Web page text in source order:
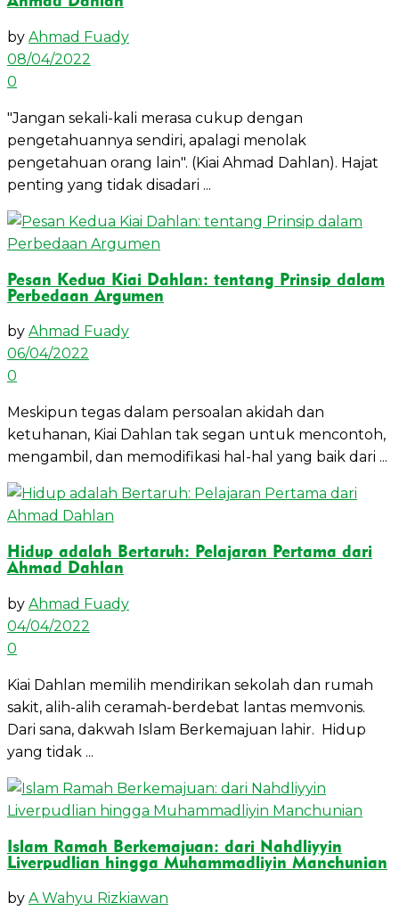
by Ahmad Fuady
08/04/2022
0
"Jangan sekali-kali merasa cukup dengan
pengetahuannya sendiri, apalagi menolak
pengetahuan orang lain". (Kiai Ahmad Dahlan). Hajat
penting yang tidak disadari ...
Pesan Kedua Kiai Dahlan: tentang Prinsip dalam
Perbedaan Argumen
by Ahmad Fuady
06/04/2022
0
Meskipun tegas dalam persoalan akidah dan
ketuhanan, Kiai Dahlan tak segan untuk mencontoh,
mengambil, dan memodifikasi hal-hal yang baik dari ...
Hidup adalah Bertaruh: Pelajaran Pertama dari
Ahmad Dahlan
by Ahmad Fuady
04/04/2022
0
Kiai Dahlan memilih mendirikan sekolah dan rumah
sakit, alih-alih ceramah-berdebat lantas memvonis.
Dari sana, dakwah Islam Berkemajuan lahir. Hidup
yang tidak ...
Islam Ramah Berkemajuan: dari Nahdliyyin
Liverpudlian hingga Muhammadliyin Manchunian
by A Wahyu Rizkiawan